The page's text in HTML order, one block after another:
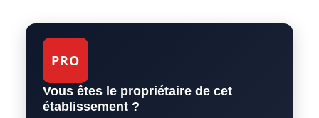
PRO
Vous êtes le propriétaire de cet
établissement ?